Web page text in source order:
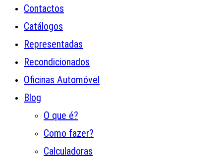
Contactos
Catálogos
Representadas
Recondicionados
Oficinas Automóvel
Blog
O que é?
Como fazer?
Calculadoras